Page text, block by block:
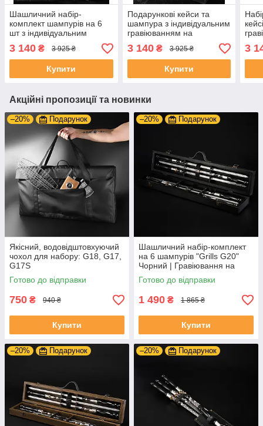
Шашличний набір-
комплект шампурів на 6
шт з індивідуальним
гравіюванням, подарунок
на ювілей чоловікові | 17
предметів
3 140 ₴ 3 925 ₴
Купити
Подарункові кейси та
шампура з індивідуальним
гравіюванням на
замовлення, подарунок
Полковнику Капітану
Ротному ЗСУ | 17
предметів
3 140₴ 3 925 ₴
Купити
3
Акційні пропозиції та новинки
–20% Подарунок
Якісний, водовідштовхуючий
чохол для набору: G18, G17,
G17S
Готово до відправки
750 ₴ 940 ₴
Купити
–20% Подарунок
Шашличний набір-комплект
на 6 шампурів "Grills G20"
Чорний | Гравіювання на
замовлення
Готово до відправки
1 490 ₴ 1 865 ₴
Купити
–20% Подарунок –20% Подарунок